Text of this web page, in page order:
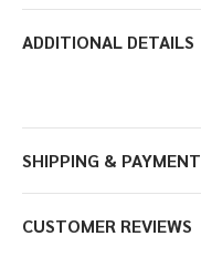
ADDITIONAL DETAILS
SHIPPING & PAYMENT
CUSTOMER REVIEWS